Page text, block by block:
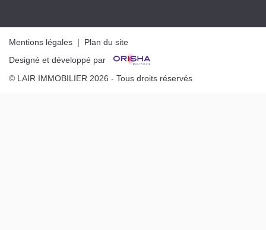
Mentions légales | Plan du site
Designé et développé par
© LAIR IMMOBILIER 2026 - Tous droits réservés